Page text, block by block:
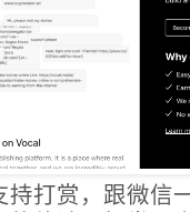
持打赏，跟微信